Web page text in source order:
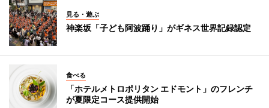
見る・遊ぶ
神楽坂「子ども阿波踊り」がギネス世界記録認定
食べる
「ホテルメトロポリタン エドモント」のフレンチ
が夏限定コース提供開始